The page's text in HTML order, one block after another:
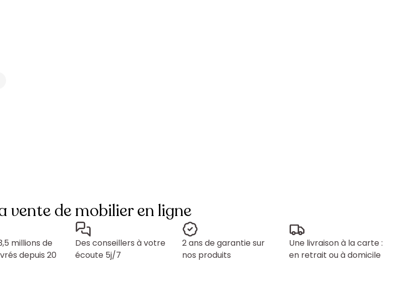
vente de mobilier en ligne
millions de
depuis 20
Des conseillers à votre
écoute 5j/7
2 ans de garantie sur
nos produits
Une livraison à la carte :
en retrait ou à domicile